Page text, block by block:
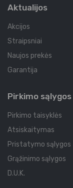
Aktualijos
Akcijos
Straipsniai
Naujos prekės
Garantija
Pirkimo sąlygos
Pirkimo taisyklės
Atsiskaitymas
Pristatymo sąlygos
Grąžinimo sąlygos
D.U.K.